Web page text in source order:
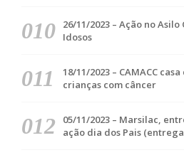
26/11/2023 – Ação no
Idosos
18/11/2023 – CAMACC
crianças com câncer
05/11/2023 – Marsilac,
ação dia dos Pais (entrega